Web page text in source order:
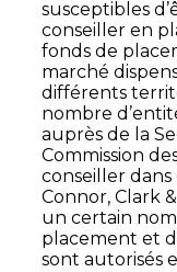
susceptibles
conseiller en
fonds de
marché
différents
nombre
auprès de la
Commission
conseiller
Connor, Clark
un certain
placement et
sont autorisés